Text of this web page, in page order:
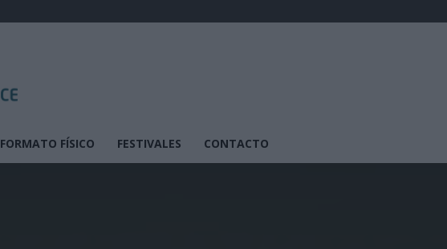
FORMATO FÍSICO FESTIVALES CONTACTO